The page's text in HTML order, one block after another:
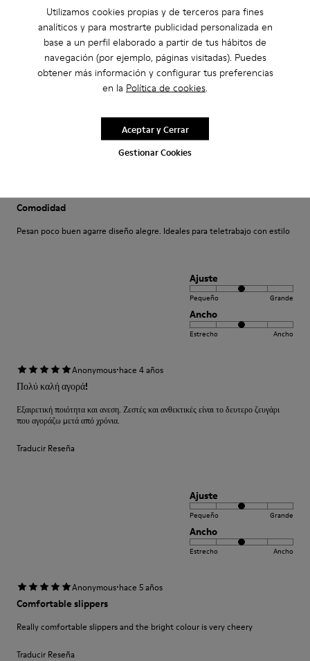
Utilizamos cookies propias y de terceros para fines
analíticos y para mostrarte publicidad personalizada en
base a un perfil elaborado a partir de tus hábitos de
navegación (por ejemplo, páginas visitadas). Puedes
obtener más información y configurar tus preferencias
en la Política de cookies.
Gestionar Cookies
Aceptar y Cerrar
Un comfort così mai provato prima. Un caldo abbraccio
Pequeño
Estrecho
Comodidad
Pesan poco buen agarre diseño alegre. Ideales para teletrabajo con estilo
Ajuste
Pequeño Grande
Ancho
Estrecho Ancho
Anonymous·hace 4 años
Πολύ καλή αγορά!
Εξαιρετική ποιότητα και ανεση. Ζεστές και ανθεκτικές είναι το δευτερο ζευγάρι
που αγοράζω μετά από χρόνια.
Traducir Reseña
Ajuste
Pequeño Grande
Ancho
Estrecho Ancho
Anonymous·hace 5 años
Comfortable slippers
Really comfortable slippers and the bright colour is very cheery
Traducir Reseña